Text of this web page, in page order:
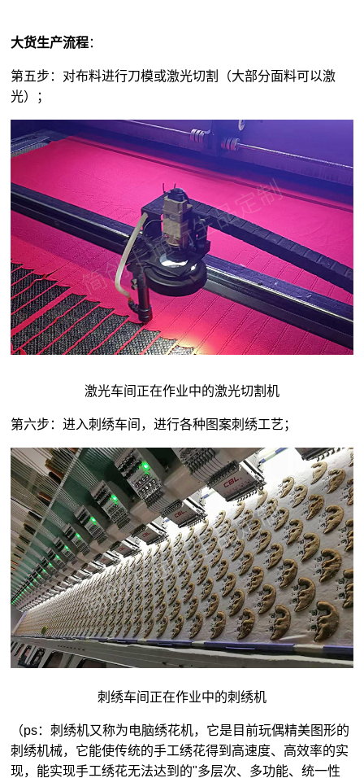
大货生产流程：
第五步：对布料进行刀模或激光切割（大部分面料可以激
光）；
激光车间正在作业中的激光切割机
第六步：进入刺绣车间，进行各种图案刺绣工艺；
刺绣车间正在作业中的刺绣机
（ps：刺绣机又称为电脑绣花机，它是目前玩偶精美图形的
刺绣机械，它能使传统的手工绣花得到高速度、高效率的实
现，能实现手工绣花无法达到的"多层次、多功能、统一性